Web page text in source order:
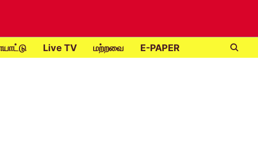
Live TV மற்றவை E-PAPER